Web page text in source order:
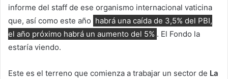
informe del staff de ese organismo internacional vaticina
que, así como este año habrá una caída de 3,5% del PBI,
el año próximo habrá un aumento del 5% . El Fondo la
estaría viendo.
Este es el terreno que comienza a trabajar un sector de La